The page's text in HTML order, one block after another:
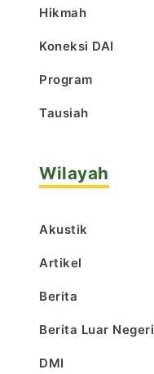
Hikmah
Koneksi DAI
Program
Tausiah
Wilayah
Akustik
Artikel
Berita
Berita Luar Negeri
DMI